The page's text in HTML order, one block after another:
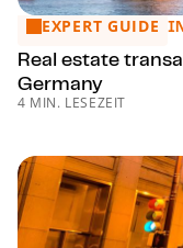
Real estate
EXPERT GUIDE
Real estate
Germany
4 MIN. LESEZEIT